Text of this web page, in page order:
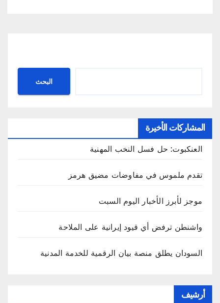
البحث
المشاركات الأخيرة
العنكبوت: حل فسل النخب المهنية
تقدم ملموس في مفاوضات مضيق هرمز
موجز لأبرز الأخبار اليوم السبت
واشنطن ترفض أي قيود إيرانية على الملاحة
السودان يطلق منصة بيان الرقمية للخدمة المدنية
أرشيف